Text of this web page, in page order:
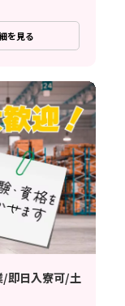
を見る
/即日入寮可/土